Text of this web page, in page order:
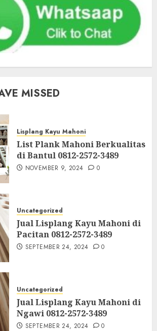
MISSED
Lisplang Kayu Mahoni
List Plank Mahoni Berkualitas
di Bantul 0812-2572-3489
NOVEMBER 9, 2024 0
Uncategorized
Jual Lisplang Kayu Mahoni di
Pacitan 0812-2572-3489
SEPTEMBER 24, 2024 0
Uncategorized
Jual Lisplang Kayu Mahoni di
Ngawi 0812-2572-3489
SEPTEMBER 24, 2024 0